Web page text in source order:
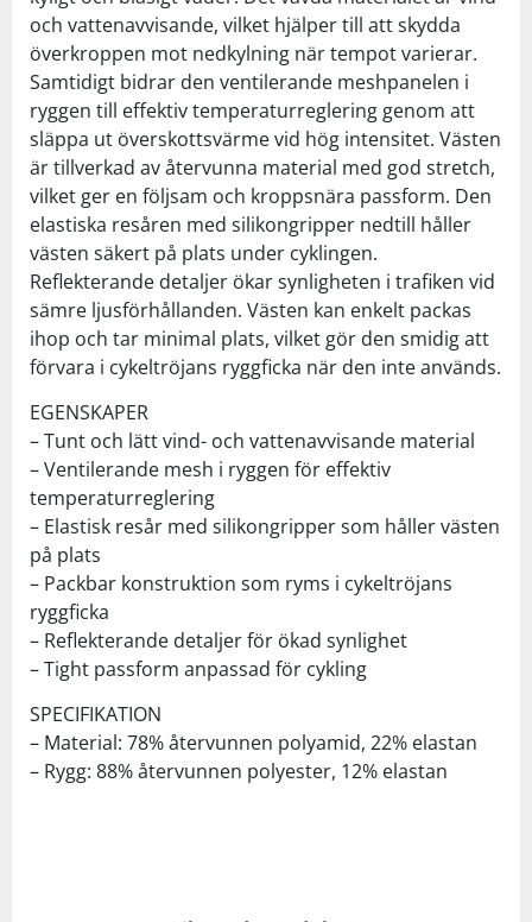
och vattenavvisande, vilket hjälper till att skydda
överkroppen mot nedkylning när tempot varierar.
Samtidigt bidrar den ventilerande meshpanelen i
ryggen till effektiv temperaturreglering genom att
släppa ut överskottsvärme vid hög intensitet. Västen
är tillverkad av återvunna material med god stretch,
vilket ger en följsam och kroppsnära passform. Den
elastiska resåren med silikongripper nedtill håller
västen säkert på plats under cyklingen.
Reflekterande detaljer ökar synligheten i trafiken vid
sämre ljusförhållanden. Västen kan enkelt packas
ihop och tar minimal plats, vilket gör den smidig att
förvara i cykeltröjans ryggficka när den inte används.
EGENSKAPER
– Tunt och lätt vind- och vattenavvisande material
– Ventilerande mesh i ryggen för effektiv
temperaturreglering
– Elastisk resår med silikongripper som håller västen
på plats
– Packbar konstruktion som ryms i cykeltröjans
ryggficka
– Reflekterande detaljer för ökad synlighet
– Tight passform anpassad för cykling
SPECIFIKATION
– Material: 78% återvunnen polyamid, 22% elastan
– Rygg: 88% återvunnen polyester, 12% elastan